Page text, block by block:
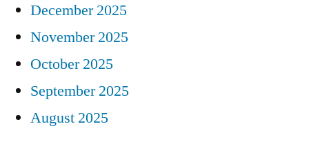
December 2025
November 2025
October 2025
September 2025
August 2025